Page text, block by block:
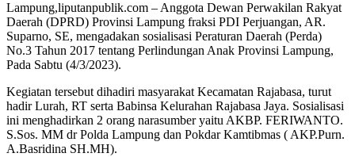
Lampung,liputanpublik.com – Anggota Dewan Perwakilan Rakyat
Daerah (DPRD) Provinsi Lampung fraksi PDI Perjuangan, AR.
Suparno, SE, mengadakan sosialisasi Peraturan Daerah (Perda)
No.3 Tahun 2017 tentang Perlindungan Anak Provinsi Lampung,
Pada Sabtu (4/3/2023).
Kegiatan tersebut dihadiri masyarakat Kecamatan Rajabasa, turut
hadir Lurah, RT serta Babinsa Kelurahan Rajabasa Jaya. Sosialisasi
ini menghadirkan 2 orang narasumber yaitu AKBP. FERIWANTO.
S.Sos. MM dr Polda Lampung dan Pokdar Kamtibmas ( AKP.Purn.
A.Basridina SH.MH).